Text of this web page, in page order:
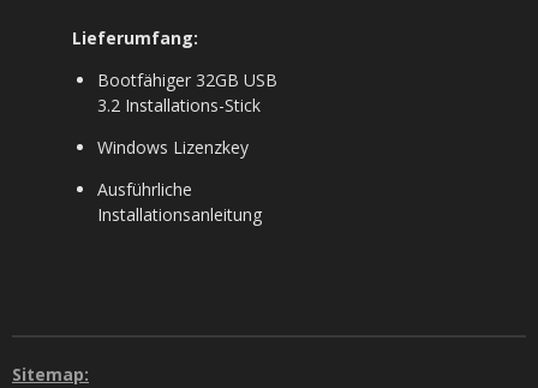
Lieferumfang:
Bootfähiger 32GB USB
3.2 Installations-Stick
Windows Lizenzkey
Ausführliche
Installationsanleitung
Sitemap: